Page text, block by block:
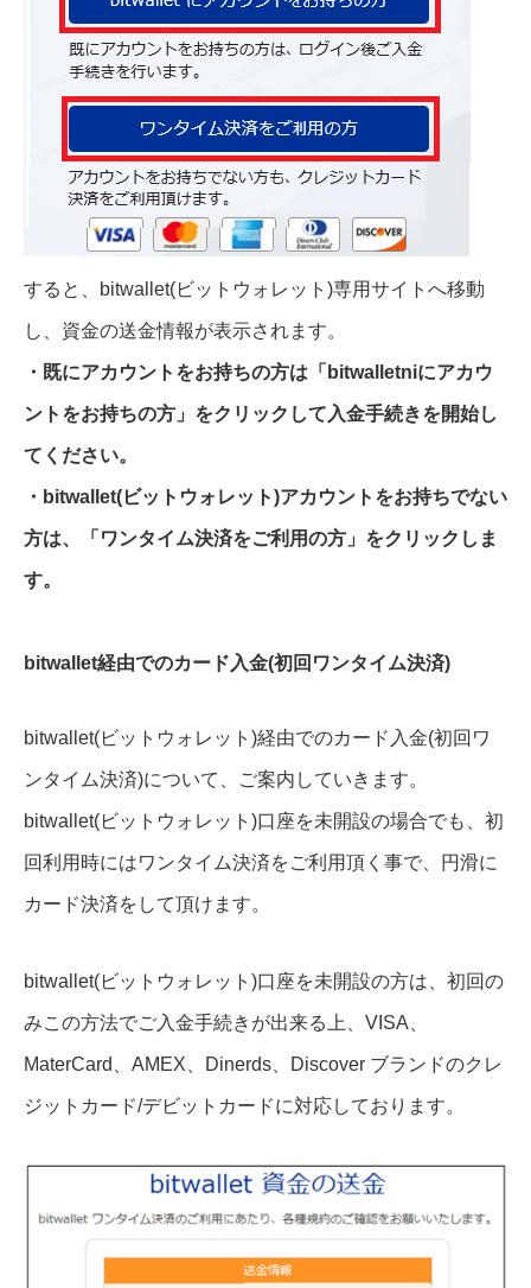
すると、bitwallet(ビットウォレット)専用サイトへ移動
し、資金の送金情報が表示されます。
・既にアカウントをお持ちの方は「bitwalletniにアカウ
ントをお持ちの方」をクリックして入金手続きを開始し
てください。
・bitwallet(ビットウォレット)アカウントをお持ちでない
方は、「ワンタイム決済をご利用の方」をクリックしま
す。
bitwallet経由でのカード入金(初回ワンタイム決済)
bitwallet(ビットウォレット)経由でのカード入金(初回ワ
ンタイム決済)について、ご案内していきます。
bitwallet(ビットウォレット)口座を未開設の場合でも、初
回利用時にはワンタイム決済をご利用頂く事で、円滑に
カード決済をして頂けます。
bitwallet(ビットウォレット)口座を未開設の方は、初回の
みこの方法でご入金手続きが出来る上、VISA、
MaterCard、AMEX、Dinerds、Discover ブランドのクレ
ジットカード/デビットカードに対応しております。